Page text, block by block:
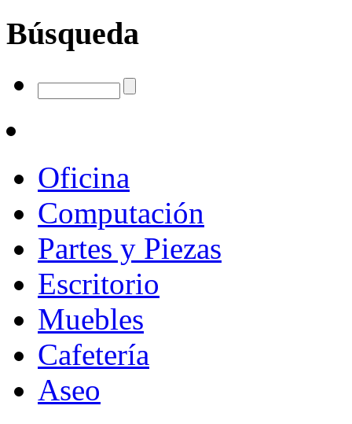
Búsqueda
Oficina
Computación
Partes y Piezas
Escritorio
Muebles
Cafetería
Aseo